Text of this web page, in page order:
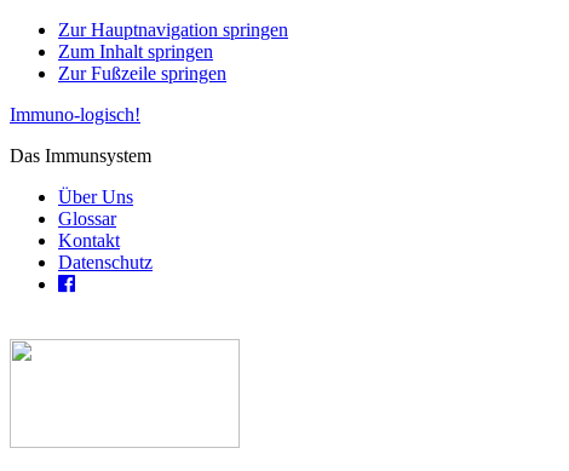
Zur Hauptnavigation springen
Zum Inhalt springen
Zur Fußzeile springen
Immuno-logisch!
Das Immunsystem
Über Uns
Glossar
Kontakt
Datenschutz